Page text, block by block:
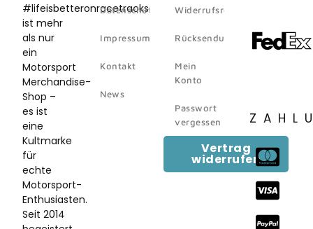
#lifeisbetteronracetracks
ist mehr
als nur
ein
Motorsport
Merchandise-
Shop –
es ist
eine
Kultmarke
für
echte
Motorsport-
Enthusiasten.
Seit 2014
Datenschutz
Impressum
Kontakt
News
Widerrufsrecht
Rücksendungen
Mein
Konto
Passwort
vergessen
Vertrag
widerrufen